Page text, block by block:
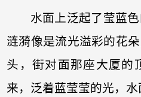
水面上泛起了莹蓝
涟漪像是流光溢彩的花
头，街对面那座大厦的
来，泛着蓝莹莹的光，水